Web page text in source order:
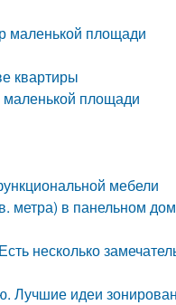
маленькой площади
квартиры
маленькой площади
мебели
метра) в панельном
несколько
Лучшие идеи